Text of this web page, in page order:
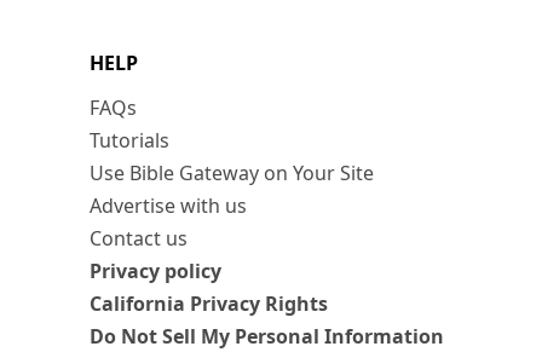
HELP
FAQs
Tutorials
Use Bible Gateway on Your Site
Advertise with us
Contact us
Privacy policy
California Privacy Rights
Do Not Sell My Personal Information